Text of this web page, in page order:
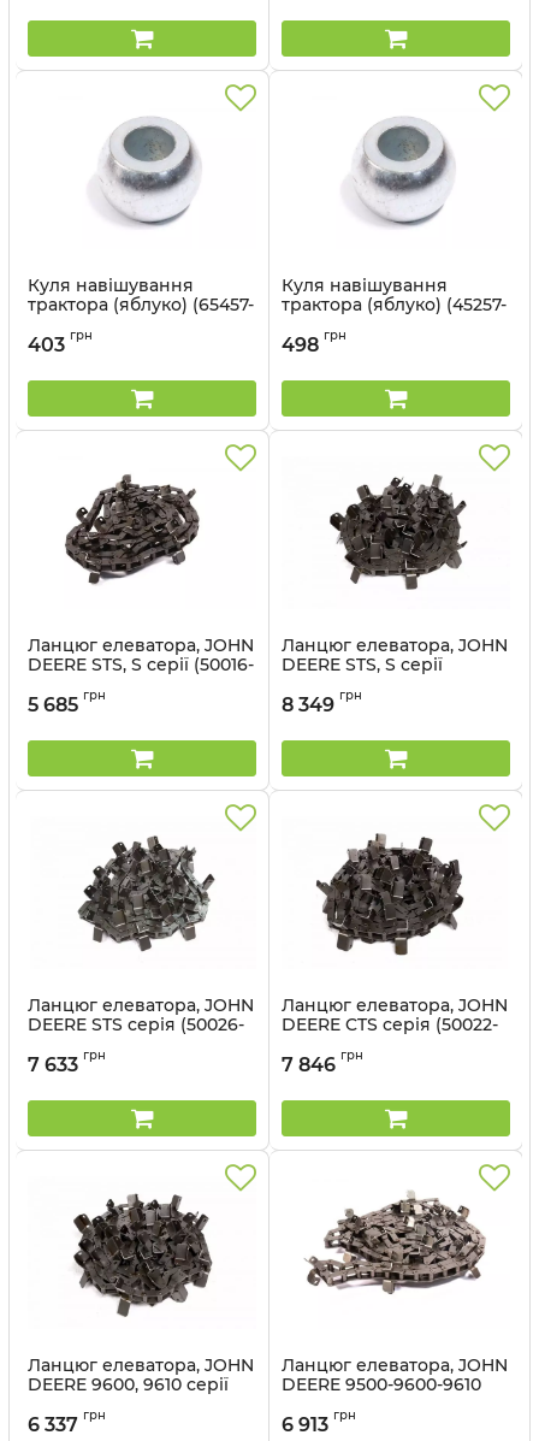
Куля навішування
трактора (яблуко) (65457-
Артикул:
403 грн
Куля навішування
трактора (яблуко) (45257-
Артикул:
498 грн
Ланцюг елеватора, JOHN
DEERE STS, S серії (50016-
Артикул:
5 685 грн
Ланцюг елеватора, JOHN
DEERE STS, S серії
Артикул: 50024-88
8 349 грн
Ланцюг елеватора, JOHN
DEERE STS серія (50026-
Артикул:
7 633 грн
Ланцюг елеватора, JOHN
DEERE CTS серія (50022-
Артикул: 50022-33
7 846 грн
Ланцюг елеватора, JOHN
DEERE 9600, 9610 серії
Артикул:
6 337 грн
Ланцюг елеватора, JOHN
DEERE 9500-9600-9610
Артикул:
6 913 грн